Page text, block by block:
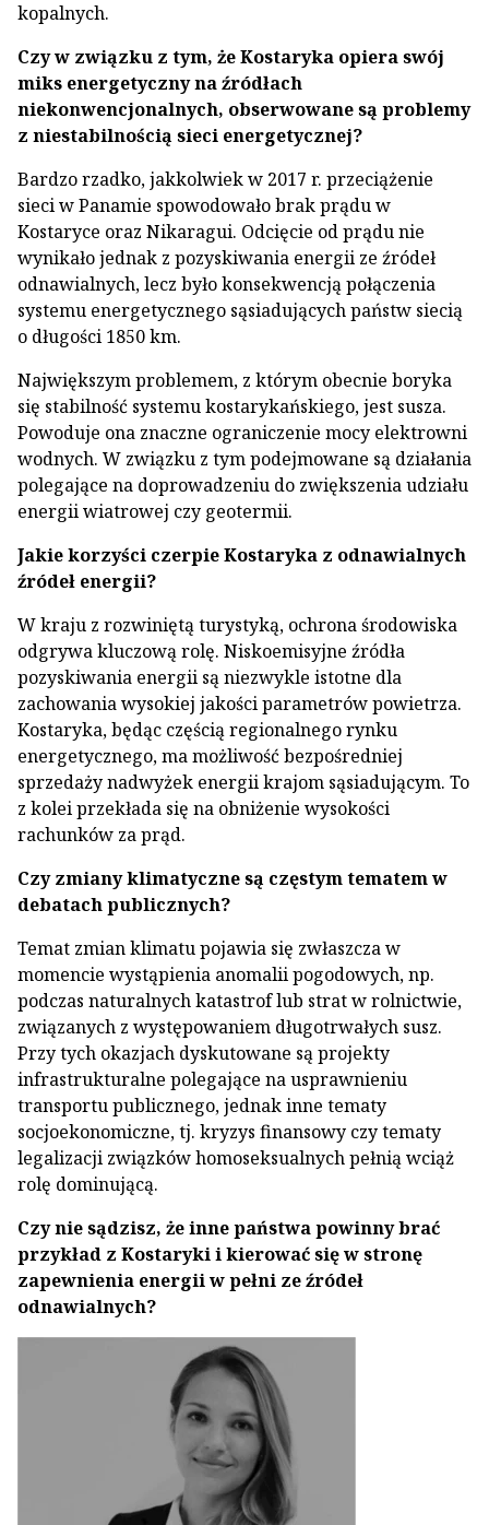
kopalnych.
Czy w związku z tym, że Kostaryka opiera swój
miks energetyczny na źródłach
niekonwencjonalnych, obserwowane są problemy
z niestabilnością sieci energetycznej?
Bardzo rzadko, jakkolwiek w 2017 r. przeciążenie
sieci w Panamie spowodowało brak prądu w
Kostaryce oraz Nikaragui. Odcięcie od prądu nie
wynikało jednak z pozyskiwania energii ze źródeł
odnawialnych, lecz było konsekwencją połączenia
systemu energetycznego sąsiadujących państw siecią
o długości 1850 km.
Największym problemem, z którym obecnie boryka
się stabilność systemu kostarykańskiego, jest susza.
Powoduje ona znaczne ograniczenie mocy elektrowni
wodnych. W związku z tym podejmowane są działania
polegające na doprowadzeniu do zwiększenia udziału
energii wiatrowej czy geotermii.
Jakie korzyści czerpie Kostaryka z odnawialnych
źródeł energii?
W kraju z rozwiniętą turystyką, ochrona środowiska
odgrywa kluczową rolę. Niskoemisyjne źródła
pozyskiwania energii są niezwykle istotne dla
zachowania wysokiej jakości parametrów powietrza.
Kostaryka, będąc częścią regionalnego rynku
energetycznego, ma możliwość bezpośredniej
sprzedaży nadwyżek energii krajom sąsiadującym. To
z kolei przekłada się na obniżenie wysokości
rachunków za prąd.
Czy zmiany klimatyczne są częstym tematem w
debatach publicznych?
Temat zmian klimatu pojawia się zwłaszcza w
momencie wystąpienia anomalii pogodowych, np.
podczas naturalnych katastrof lub strat w rolnictwie,
związanych z występowaniem długotrwałych susz.
Przy tych okazjach dyskutowane są projekty
infrastrukturalne polegające na usprawnieniu
transportu publicznego, jednak inne tematy
socjoekonomiczne, tj. kryzys finansowy czy tematy
legalizacji związków homoseksualnych pełnią wciąż
rolę dominującą.
Czy nie sądzisz, że inne państwa powinny brać
przykład z Kostaryki i kierować się w stronę
zapewnienia energii w pełni ze źródeł
odnawialnych?